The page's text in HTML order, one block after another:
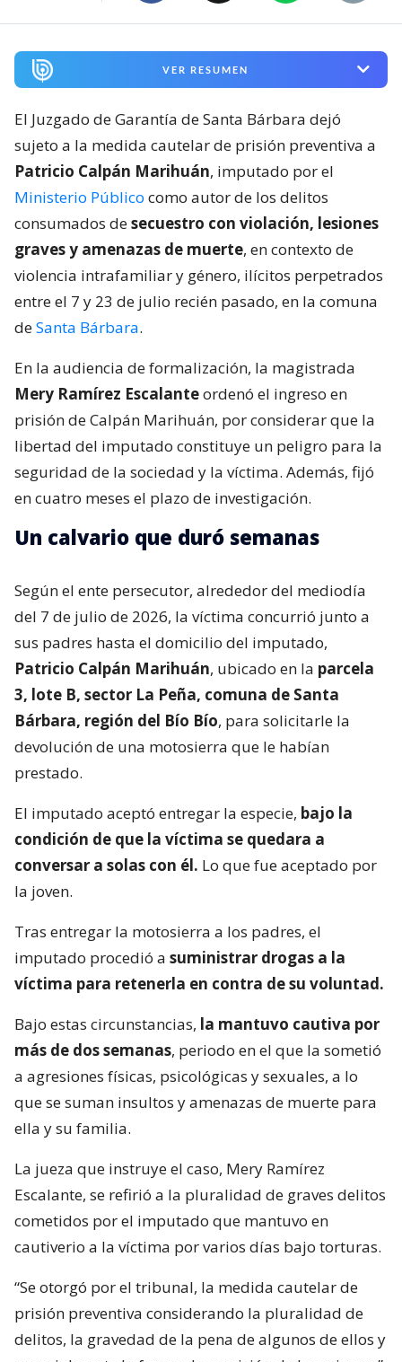
VER RESUMEN
El Juzgado de Garantía de Santa Bárbara dejó
sujeto a la medida cautelar de prisión preventiva a
Patricio Calpán Marihuán, imputado por el
Ministerio Público como autor de los delitos
consumados desecuestro con violación, lesiones
graves y amenazas de muerte, en contexto de
violencia intrafamiliar y género, ilícitos perpetrados
entre el 7 y 23 de julio recién pasado, en la comuna
deSanta Bárbara.
En la audiencia de formalización, la magistrada
Mery Ramírez Escalanteordenó el ingreso en
prisión de Calpán Marihuán, por considerar que la
libertad del imputado constituye un peligro para la
seguridad de la sociedad y la víctima. Además, fijó
en cuatro meses el plazo de investigación.
Un calvario que duró semanas
Según el ente persecutor, alrededor del mediodía
del 7 de julio de 2026, la víctima concurrió junto a
sus padres hasta el domicilio del imputado,
Patricio Calpán Marihuán, ubicado en la parcela
3, lote B, sector La Peña, comuna de Santa
Bárbara, región del Bío Bío, para solicitarle la
devolución de una motosierra que le habían
prestado.
El imputado aceptó entregar la especie, bajo la
condición de que la víctima se quedara a
conversar a solas con él. Lo que fue aceptado por
la joven.
Tras entregar la motosierra a los padres, el
imputado procedió a suministrar drogas a la
víctima para retenerla en contra de su voluntad.
Bajo estas circunstancias, la mantuvo cautiva por
más de dos semanas, periodo en el que la sometió
a agresiones físicas, psicológicas y sexuales, a lo
que se suman insultos y amenazas de muerte para
ella y su familia.
La jueza que instruye el caso, Mery Ramírez
Escalante, se refirió a la pluralidad de graves delitos
cometidos por el imputado que mantuvo en
cautiverio a la víctima por varios días bajo torturas.
“Se otorgó por el tribunal, la medida cautelar de
prisión preventiva considerando la pluralidad de
delitos, la gravedad de la pena de algunos de ellos y